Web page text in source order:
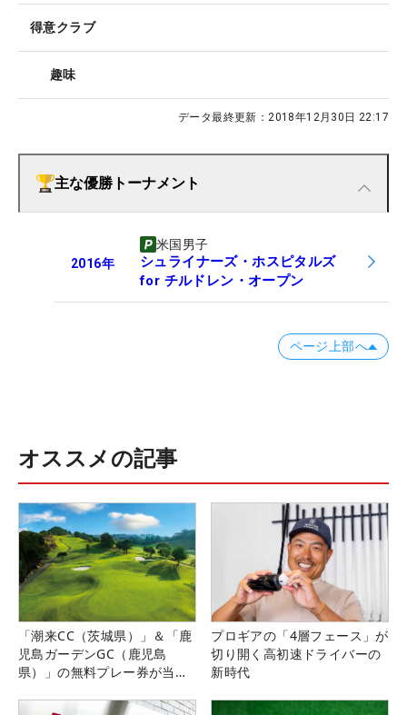
得意クラブ
趣味
データ最終更新：2018年12月30日 22:17
主な優勝トーナメント
2016年
米国男子
シュライナーズ・ホスピタルズ
for チルドレン・オープン
ページ上部へ
オススメの記事
「潮来CC（茨城県）」＆「鹿
児島ガーデンGC（鹿児島
県）」の無料プレー券が当た
プロギアの「4層フェース」が
切り開く高初速ドライバーの
新時代